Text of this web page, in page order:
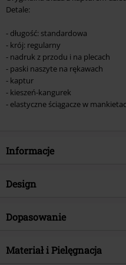
Detale:
- długość: standardowa
- krój: regularny
- nadruk z przodu i na plecach
- paski naszyte na rękawach
- kaptur
- kieszeń-kangurek
- elastyczne ściągacze w
Informacje
Numer artykułu
Kategoria produktu
Licencja
Design
Rodzaj artykułu
Nadruk
Dopasowanie
Długość (odzież)
Materiał i Pielęgnacja